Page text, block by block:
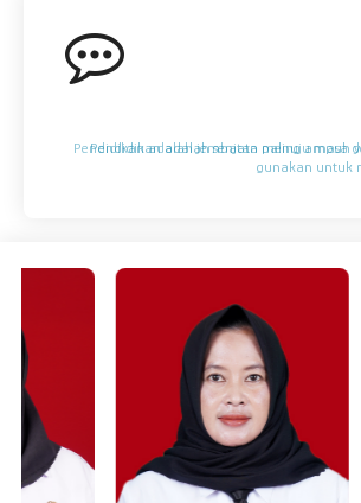
Pendidikan adalah jembatan menuju masa
Pendidikan adalah senjata paling ampuh
gunakan untuk